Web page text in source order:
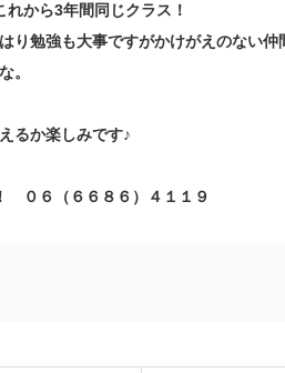
から3年間同じクラス！
り勉強も大事ですがかけがえのない
。
るか楽しみです♪
０６（６６８６）４１１９